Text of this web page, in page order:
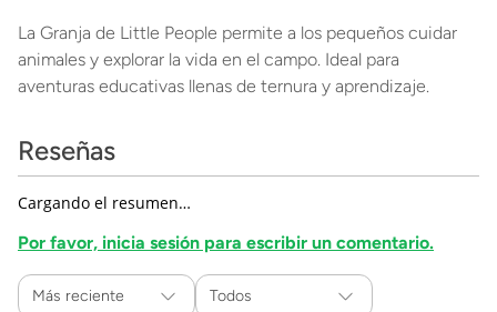
La Granja de Little People permite a los pequeños cuidar
animales y explorar la vida en el campo. Ideal para
aventuras educativas llenas de ternura y aprendizaje.
Reseñas
Cargando el resumen…
Por favor, inicia sesión para escribir un comentario.
Más reciente Todos